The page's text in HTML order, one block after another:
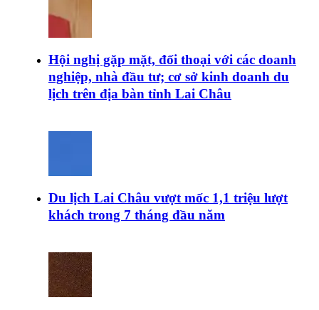
Hội nghị gặp mặt, đối thoại với các doanh
nghiệp, nhà đầu tư; cơ sở kinh doanh du
lịch trên địa bàn tỉnh Lai Châu
Du lịch Lai Châu vượt mốc 1,1 triệu lượt
khách trong 7 tháng đầu năm